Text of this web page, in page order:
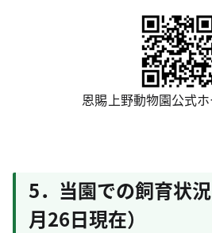
恩賜上野動物園公式
5．当園での飼育状
月26日現在）